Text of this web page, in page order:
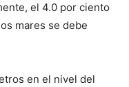
el 4.0 por ciento
mares se debe
en el nivel del